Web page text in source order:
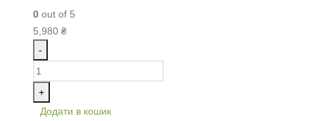
0 out of 5
5,980 ₴
-
+
Додати в кошик